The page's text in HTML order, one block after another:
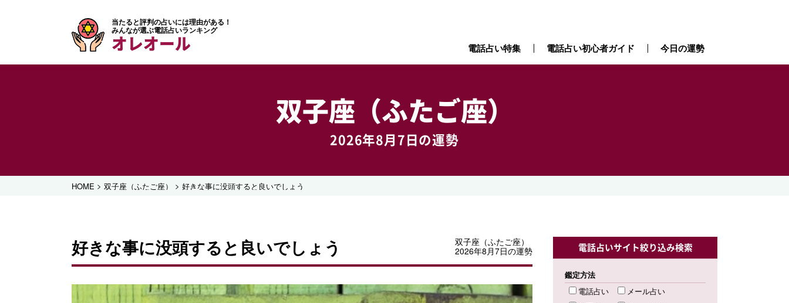
当たると評判の占いには理由がある！
みんなが選ぶ電話占いランキング
オレオール 電話占い特集 電話占い初心者ガイド 今日の運勢
双子座（ふたご座）
2026年8月7日の運勢
HOME > 双子座（ふたご座） > 好きな事に没頭すると良いでしょう
好きな事に没頭すると良いでしょう
双子座（ふたご座）
2026年8月7日の運勢
電話占いサイト絞り込み検索
鑑定方法
電話占い
メール占い